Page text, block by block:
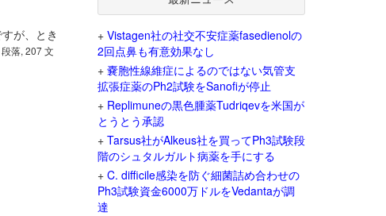
が、とき
落, 207 文
+ Vistagen社の社交不安症薬fasedienolの
2回点鼻も有意効果なし
+ 嚢胞性線維症によるのではない気管支
拡張症薬のPh2試験をSanofiが停止
+ Replimuneの黒色腫薬Tudriqevを米国が
とうとう承認
+ Tarsus社がAlkeus社を買ってPh3試験段
階のシュタルガルト病薬を手にする
+ C. difficile感染を防ぐ細菌詰め合わせの
Ph3試験資金6000万ドルをVedantaが調
達